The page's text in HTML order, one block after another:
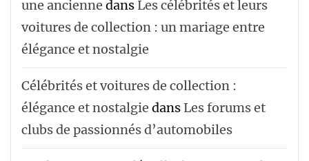
une ancienne dans Les célébrités et leurs
voitures de collection : un mariage entre
élégance et nostalgie
Célébrités et voitures de collection :
élégance et nostalgie dans Les forums et
clubs de passionnés d’automobiles